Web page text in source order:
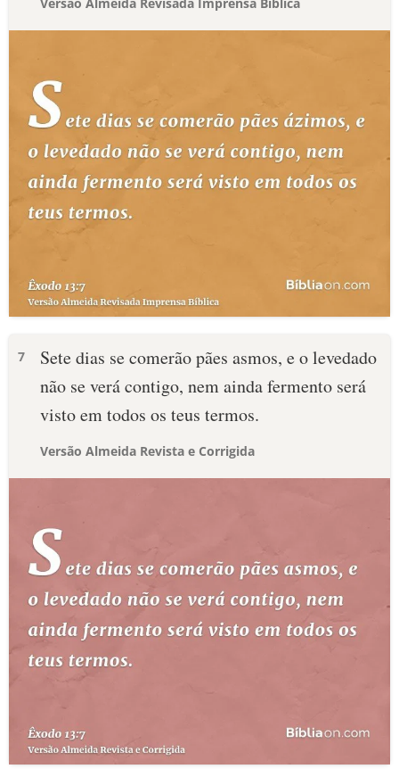
7
Sete dias se comerão pães asmos, e o levedado
não se verá contigo, nem ainda fermento será
visto em todos os teus termos.
Versão Almeida Revista e Corrigida